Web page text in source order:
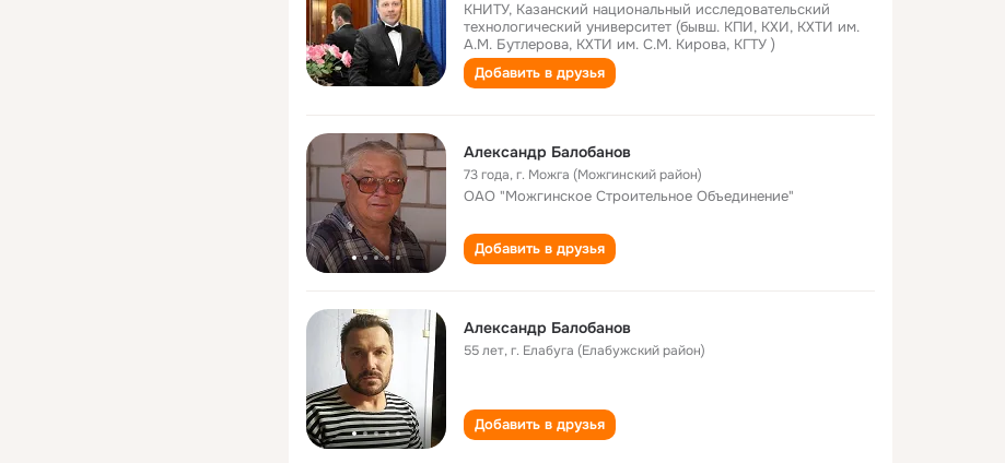
КНИТУ, Казанский национальный исследовательский
технологический университет (бывш. КПИ, КХИ, КХТИ им.
А.М. Бутлерова, КХТИ им. С.М. Кирова, КГТУ )
Добавить в друзья
Александр Балобанов
73 года,г. Можга (Можгинский район)
ОАО "Можгинское Строительное Объединение"
Добавить в друзья
Александр Балобанов
55 лет,г. Елабуга (Елабужский район)
Добавить в друзья